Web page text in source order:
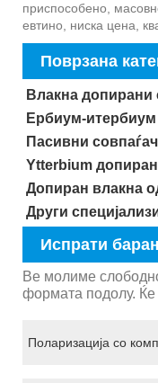
приспособено,
евтино, ниска цена,
Поврзана
Влакна допирани
Ербиум-
Пасивни
Ytterbium
Допиран влакна
Други
Испрати
Ве молиме
формата подолу. Ќе